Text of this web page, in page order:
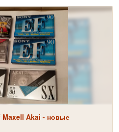
Akai - новые